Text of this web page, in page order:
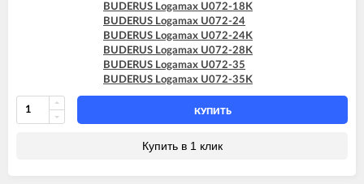
BUDERUS Logamax U072-18K
BUDERUS Logamax U072-24
BUDERUS Logamax U072-24K
BUDERUS Logamax U072-28K
BUDERUS Logamax U072-35
BUDERUS Logamax U072-35K
КУПИТЬ
Купить в 1 клик